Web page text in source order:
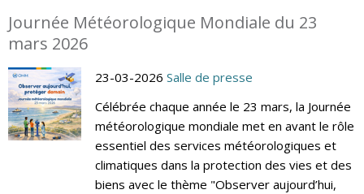
Journée Météorologique Mondiale du 23
mars 2026
23-03-2026 Salle de presse
Célébrée chaque année le 23 mars, la Journée
météorologique mondiale met en avant le rôle
essentiel des services météorologiques et
climatiques dans la protection des vies et des
biens avec le thème "Observer aujourd’hui,